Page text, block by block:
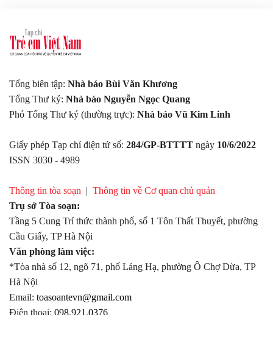
Tổng biên tập: Nhà báo Bùi Văn Khương
Tổng Thư ký: Nhà báo Nguyễn Ngọc Quang
Phó Tổng Thư ký (thường trực): Nhà báo Vũ Kim Linh
Giấy phép Tạp chí điện tử số: 284/GP-BTTTT ngày 10/6/2022
ISSN 3030 - 4989
Thông tin tòa soạn | Thông tin về Cơ quan chủ quản
Trụ sở Tòa soạn:
Tầng 5 Cung Trí thức thành phố, số 1 Tôn Thất Thuyết, phường
Cầu Giấy, TP Hà Nội
Văn phòng làm việc:
*Tòa nhà số 12, ngõ 71, phố Láng Hạ, phường Ô Chợ Dừa, TP
Hà Nội
Email: toasoantevn@gmail.com
Điện thoại: 098.921.0376